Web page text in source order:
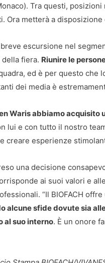
Tra questi,
Ora metterà a disposizione
breve escursione nel
della fiera. Riunire le
ed è per questo che
dei media è
Waris abbiamo acquisito
lui e con tutto il nostro
e creare esperienze
una decisione
ai suoi valori e
“Il BIOFACH
alcune sfide dovute sia
al suo interno. È un onore